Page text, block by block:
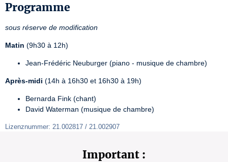
Programme
sous réserve de modification
Matin (9h30 à 12h)
Jean-Frédéric Neuburger (piano - musique de chambre)
Après-midi (14h à 16h30 et 16h30 à 19h)
Bernarda Fink (chant)
David Waterman (musique de chambre)
Lizenznummer: 21.002817 / 21.002907
Important :